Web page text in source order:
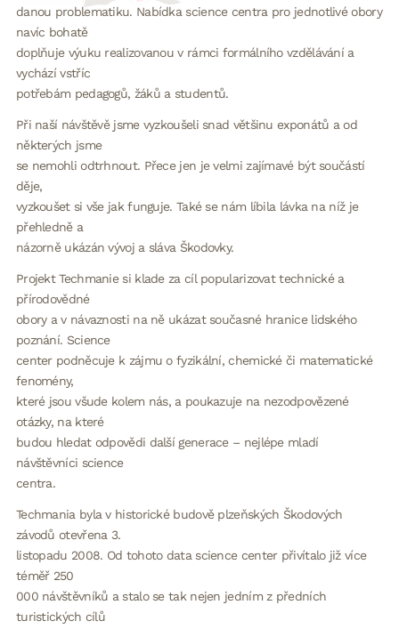
danou problematiku. Nabídka science centra pro jednotlivé obory
navíc bohatě
doplňuje výuku realizovanou v rámci formálního vzdělávání a
vychází vstříc
potřebám pedagogů, žáků a studentů.
Při naší návštěvě jsme vyzkoušeli snad většinu exponátů a od
některých jsme
se nemohli odtrhnout. Přece jen je velmi zajímavé být součástí
děje,
vyzkoušet si vše jak funguje. Také se nám líbila lávka na níž je
přehledně a
názorně ukázán vývoj a sláva Škodovky.
Projekt Techmanie si klade za cíl popularizovat technické a
přírodovědné
obory a v návaznosti na ně ukázat současné hranice lidského
poznání. Science
center podněcuje k zájmu o fyzikální, chemické či matematické
fenomény,
které jsou všude kolem nás, a poukazuje na nezodpovězené
otázky, na které
budou hledat odpovědi další generace – nejlépe mladí
návštěvníci science
centra.
Techmania byla v historické budově plzeňských Škodových
závodů otevřena 3.
listopadu 2008. Od tohoto data science center přivítalo již více
téměř 250
000 návštěvníků a stalo se tak nejen jedním z předních
turistických cílů